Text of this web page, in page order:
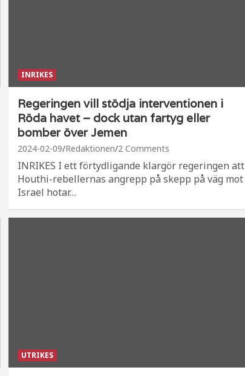
INRIKES
Regeringen vill stödja interventionen i
Röda havet – dock utan fartyg eller
bomber över Jemen
2024-02-09 Redaktionen 2 Comments
INRIKES I ett förtydligande klargör regeringen att
Houthi-rebellernas angrepp på skepp på väg mot
Israel hotar…
UTRIKES